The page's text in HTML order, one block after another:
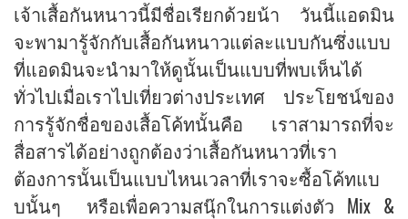
เจ้าเสื้อกันหนาวนี้มีชื่อเรียกด้วยน้า วันนี้แอดมิน
จะพามารู้จักกับเสื้อกันหนาวแต่ละแบบกันซึ่งแบบ
ที่แอดมินจะนำมาให้ดูนั้นเป็นแบบที่พบเห็นได้
ทั่วไปเมื่อเราไปเที่ยวต่างประเทศ ประโยชน์ของ
การรู้จักชื่อของเสื้อโค้ทนั้นคือ เราสามารถที่จะ
สื่อสารได้อย่างถูกต้องว่าเสื้อกันหนาวที่เรา
ต้องการนั้นเป็นแบบไหนเวลาที่เราจะซื้อโค้ทแบ
บนั้นๆ หรือเพื่อความสนุ๊กในการแต่งตัว Mix &